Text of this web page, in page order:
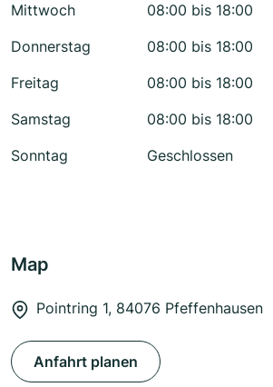
Mittwoch
08:00 bis 18:00
Donnerstag
08:00 bis 18:00
Freitag
08:00 bis 18:00
Samstag
08:00 bis 18:00
Sonntag
Geschlossen
Map
Pointring 1, 84076 Pfeffenhausen
Anfahrt planen